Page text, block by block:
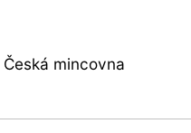
Česká mincovna